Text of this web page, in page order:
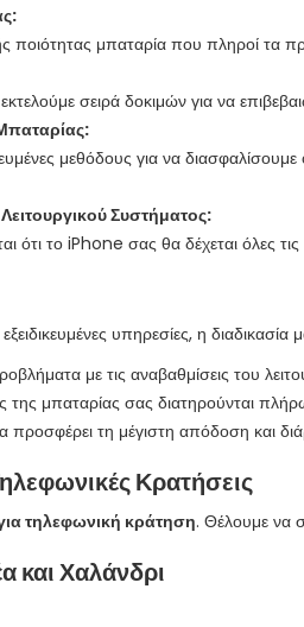
ποιότητας μπαταρία που πληροί τα
σειρά δοκιμών για να
μεθόδους για να
Συστήματος:
ότι το iPhone σας θα δέχεται όλες
υπηρεσίες, η διαδικασία
με τις αναβαθμίσεις του
μπαταρίας σας διατηρούνται
προσφέρει τη μέγιστη απόδοση και
Κρατήσεις
τηλεφωνική κράτηση. Θέλουμε να
και Χαλάνδρι